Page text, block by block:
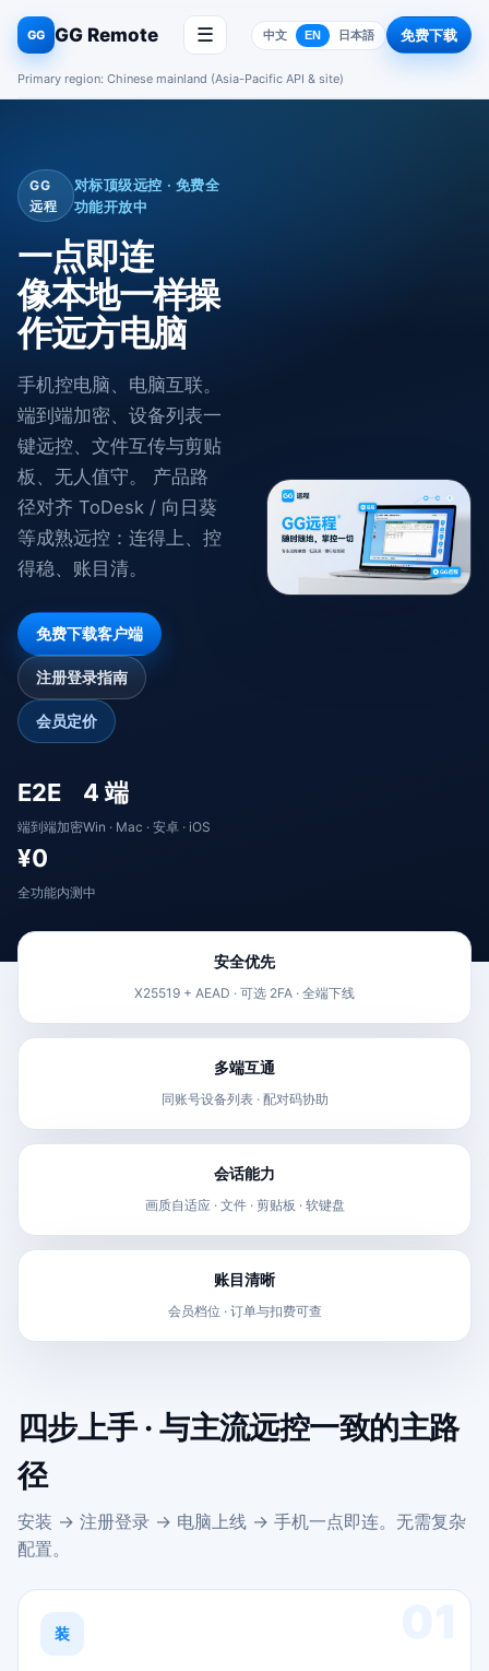
GG GG Remote ☰ 中文 EN 日本語 免费下载
Primary region: Chinese mainland (Asia-Pacific API & site)
GG
远程
对标顶级远控 · 免费全
功能开放中
一点即连
像本地一样操
作远方电脑
手机控电脑、电脑互联。
端到端加密、设备列表一
键远控、文件互传与剪贴
板、无人值守。 产品路
径对齐 ToDesk / 向日葵
等成熟远控：连得上、控
得稳、账目清。
免费下载客户端
注册登录指南
会员定价
E2E
端到端加密
4 端
Win · Mac · 安卓 · iOS
¥0
全功能内测中
安全优先
X25519 + AEAD · 可选 2FA · 全端下线
多端互通
同账号设备列表 · 配对码协助
会话能力
画质自适应 · 文件 · 剪贴板 · 软键盘
账目清晰
会员档位 · 订单与扣费可查
四步上手 · 与主流远控一致的主路
径
安装 → 注册登录 → 电脑上线 → 手机一点即连。无需复杂
配置。
装